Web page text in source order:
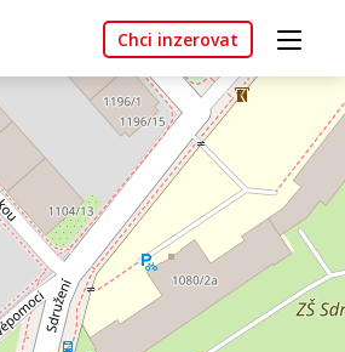
Chci inzerovat